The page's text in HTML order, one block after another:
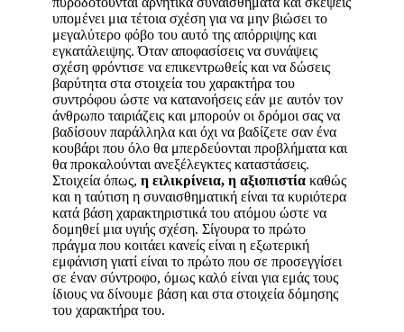
υπομένει μια τέτοια σχέση για να μην βιώσει το
μεγαλύτερο φόβο του αυτό της απόρριψης και
εγκατάλειψης. Όταν αποφασίσεις να συνάψεις
σχέση φρόντισε να επικεντρωθείς και να δώσεις
βαρύτητα στα στοιχεία του χαρακτήρα του
συντρόφου ώστε να κατανοήσεις εάν με αυτόν τον
άνθρωπο ταιριάζεις και μπορούν οι δρόμοι σας να
βαδίσουν παράλληλα και όχι να βαδίζετε σαν ένα
κουβάρι που όλο θα μπερδεύονται προβλήματα και
θα προκαλούνται ανεξέλεγκτες καταστάσεις.
Στοιχεία όπως, η ειλικρίνεια, η αξιοπιστία καθώς
και η ταύτιση η συναισθηματική είναι τα κυριότερα
κατά βάση χαρακτηριστικά του ατόμου ώστε να
δομηθεί μια υγιής σχέση. Σίγουρα το πρώτο
πράγμα που κοιτάει κανείς είναι η εξωτερική
εμφάνιση γιατί είναι το πρώτο που σε προσεγγίσει
σε έναν σύντροφο, όμως καλό είναι για εμάς τους
ίδιους να δίνουμε βάση και στα στοιχεία δόμησης
του χαρακτήρα του.